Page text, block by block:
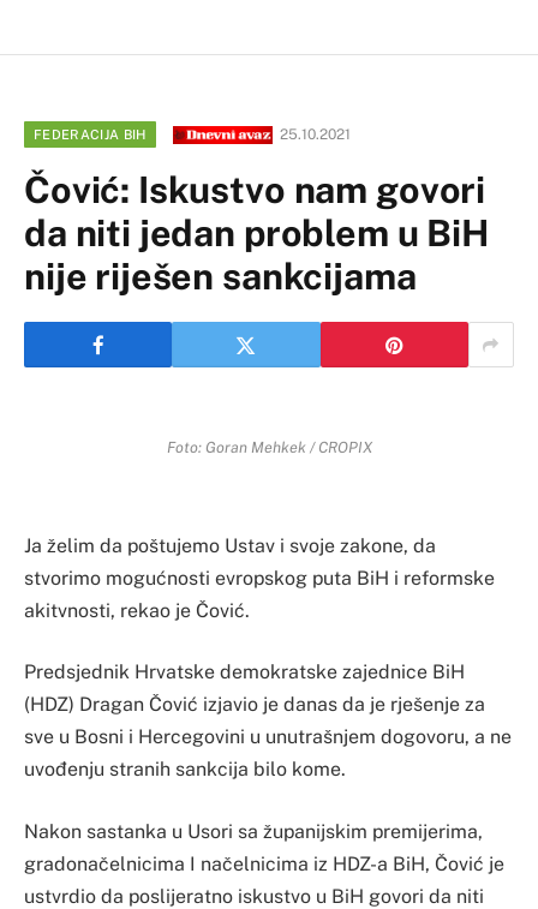
FEDERACIJA BIH 25.10.2021
Čović: Iskustvo nam govori
da niti jedan problem u BiH
nije riješen sankcijama
Foto: Goran Mehkek / CROPIX
Ja želim da poštujemo Ustav i svoje zakone, da
stvorimo mogućnosti evropskog puta BiH i reformske
akitvnosti, rekao je Čović.
Predsjednik Hrvatske demokratske zajednice BiH
(HDZ) Dragan Čović izjavio je danas da je rješenje za
sve u Bosni i Hercegovini u unutrašnjem dogovoru, a ne
uvođenju stranih sankcija bilo kome.
Nakon sastanka u Usori sa županijskim premijerima,
gradonačelnicima I načelnicima iz HDZ-a BiH, Čović je
ustvrdio da poslijeratno iskustvo u BiH govori da niti